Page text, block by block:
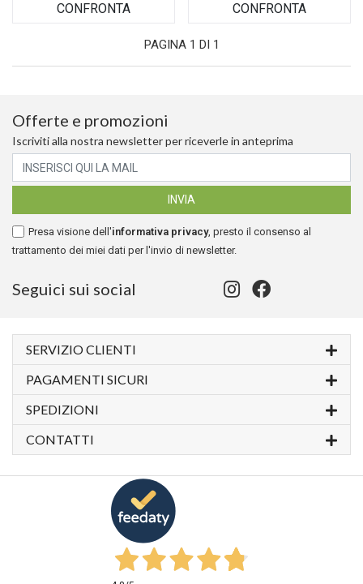
CONFRONTA CONFRONTA
PAGINA 1 DI 1
Offerte e promozioni
Iscriviti alla nostra newsletter per riceverle in anteprima
Presa visione dell'informativa privacy, presto il consenso al
trattamento dei miei dati per l'invio di newsletter.
Seguici sui social
SERVIZIO CLIENTI
PAGAMENTI SICURI
SPEDIZIONI
CONTATTI